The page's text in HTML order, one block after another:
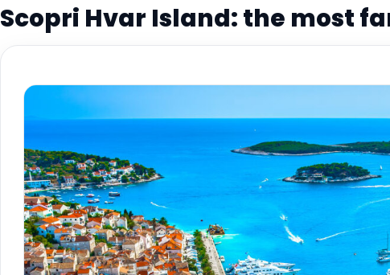
Scopri Hvar Island: the most